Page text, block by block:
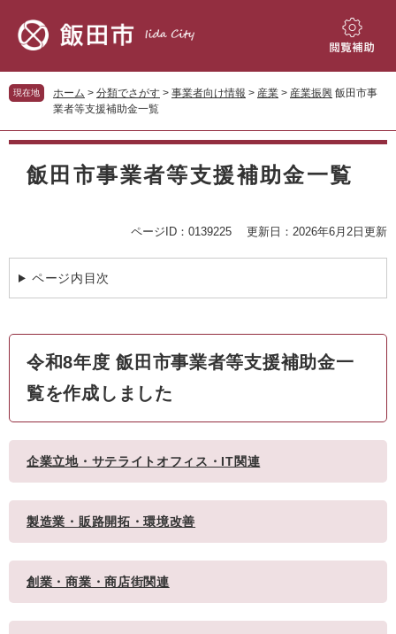
先
頭
す。
を
飛
し
閲
補
現在地 ホーム > 分類でさがす > 事業者向け情報 > 産業 > 産業振興 飯田市事
業者等支援補助金一覧
本
飯田市事業者等支援補助金一覧
ページID：0139225 更新日：2026年6月2日更新
ページ内目次
令和8年度 飯田市事業者等支援補助金一
覧を作成しました
企業立地・サテライトオフィス・IT関連
製造業・販路開拓・環境改善
創業・商業・商店街関連